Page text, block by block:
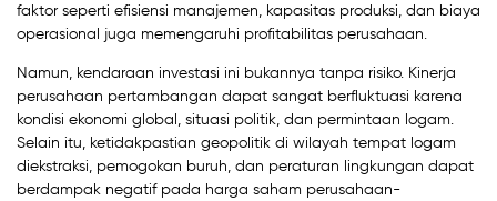
faktor seperti efisiensi manajemen, kapasitas produksi, dan biaya
operasional juga memengaruhi profitabilitas perusahaan.
Namun, kendaraan investasi ini bukannya tanpa risiko. Kinerja
perusahaan pertambangan dapat sangat berfluktuasi karena
kondisi ekonomi global, situasi politik, dan permintaan logam.
Selain itu, ketidakpastian geopolitik di wilayah tempat logam
diekstraksi, pemogokan buruh, dan peraturan lingkungan dapat
berdampak negatif pada harga saham perusahaan-